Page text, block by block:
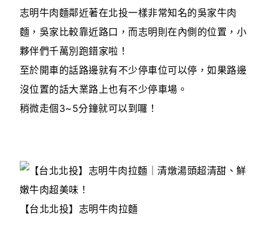
志明牛肉麵鄰近著在北投一樣非常知名的吳家牛肉
麵，吳家比較靠近路口，而志明則在內側的位置，小
夥伴們千萬別跑錯家啦！
至於開車的話路邊就有不少停車位可以停，如果路邊
沒位置的話大業路上也有不少停車場。
稍微走個3~5分鐘就可以到囉！
【台北北投】志明牛肉拉麵